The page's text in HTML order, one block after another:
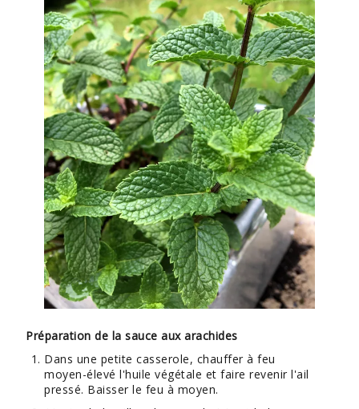
Préparation de la sauce aux arachides
Dans une petite casserole, chauffer à feu
moyen-élevé l'huile végétale et faire revenir l'ail
pressé. Baisser le feu à moyen.